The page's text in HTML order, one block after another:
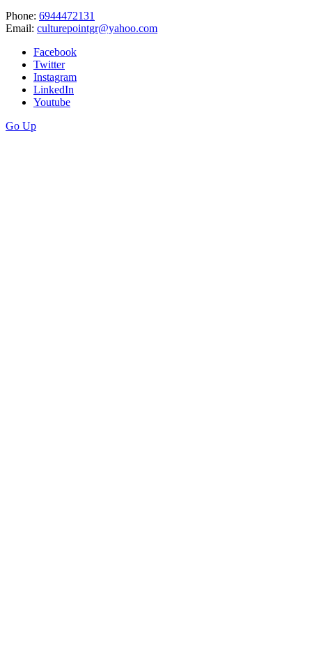
Phone: 6944472131
Email: culturepointgr@yahoo.com
Facebook
Twitter
Instagram
LinkedIn
Youtube
Go Up